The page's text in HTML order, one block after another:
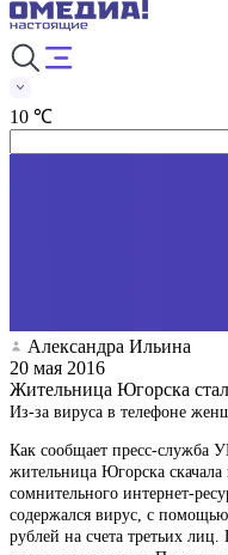
10 ℃
Александра Ильина
20 мая 2016
Жительница Югорска
Из-за вируса в телефоне
Как сообщает пресс-
жительница Югорска
сомнительного интернет-
содержался вирус, с
рублей на счета третьих